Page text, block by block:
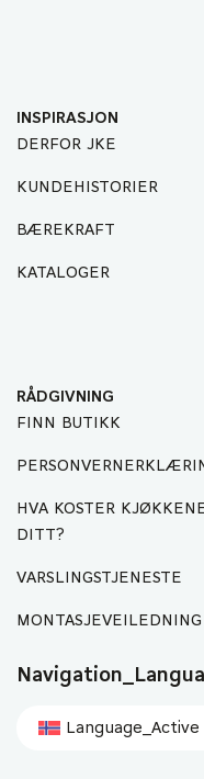
INSPIRASJON
DERFOR JKE
KUNDEHISTORIER
BÆREKRAFT
KATALOGER
RÅDGIVNING
FINN BUTIKK
HVA KOSTER
DITT?
VARSLINGSTJENESTE
MONTASJEVEILEDNING
Language_Active